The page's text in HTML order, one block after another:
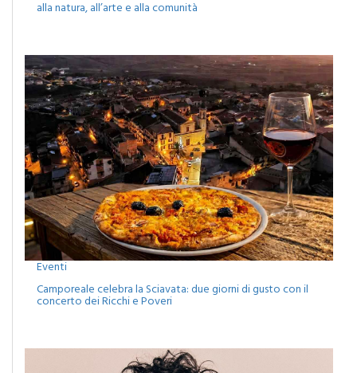
Eventi
Camporeale celebra la Sciavata: due giorni di gusto con il
concerto dei Ricchi e Poveri